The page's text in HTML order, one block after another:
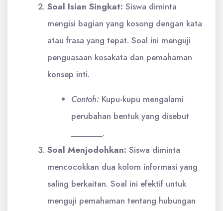
Soal Isian Singkat: Siswa diminta
mengisi bagian yang kosong dengan kata
atau frasa yang tepat. Soal ini menguji
penguasaan kosakata dan pemahaman
konsep inti.
Contoh: Kupu-kupu mengalami
perubahan bentuk yang disebut
_______.
Soal Menjodohkan: Siswa diminta
mencocokkan dua kolom informasi yang
saling berkaitan. Soal ini efektif untuk
menguji pemahaman tentang hubungan